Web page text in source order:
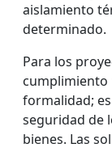
aislamiento
determinado.
Para los
cumplimiento
formalidad;
seguridad de
bienes. Las